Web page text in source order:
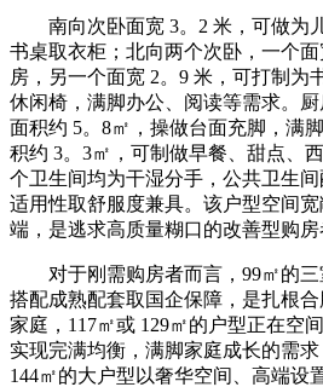
南向次卧面宽 3。2 米，可做为
书桌取衣柜；北向两个次卧，一个
房，另一个面宽 2。9 米，可打制为
休闲椅，满脚办公、阅读等需求。
面积约 5。8㎡，操做台面充脚，满
积约 3。3㎡，可制做早餐、甜点、
个卫生间均为干湿分手，公共卫生间
适用性取舒服度兼具。该户型空间
端，是逃求高质量糊口的改善型购房
对于刚需购房者而言，99㎡的三
搭配成熟配套取国企保障，是扎根
家庭，117㎡或 129㎡的户型正在空
实现完满均衡，满脚家庭成长的需求
144㎡的大户型以奢华空间、高端设